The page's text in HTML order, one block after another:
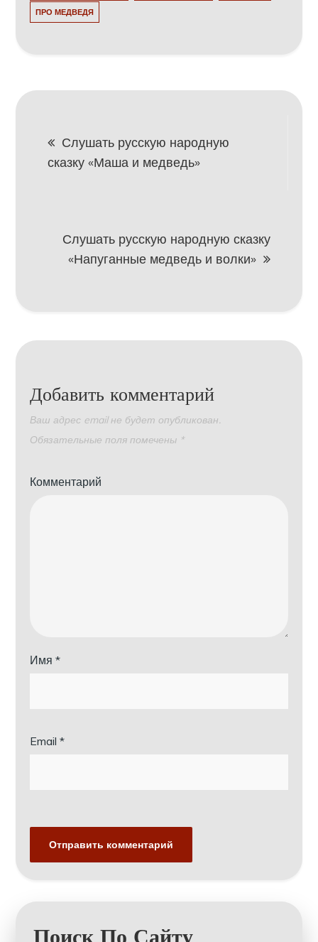
ПРО МЕДВЕДЯ
Навигация
по
Слушать русскую народную
сказку «Маша и медведь»
Слушать русскую народную сказку
«Напуганные медведь и волки»
Добавить комментарий
Ваш адрес email не будет опубликован.
Обязательные поля помечены *
Комментарий
Имя*
Email*
Поиск По Сайту